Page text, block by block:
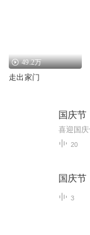
49.2万
走出家门
国庆节
20
国庆节
3